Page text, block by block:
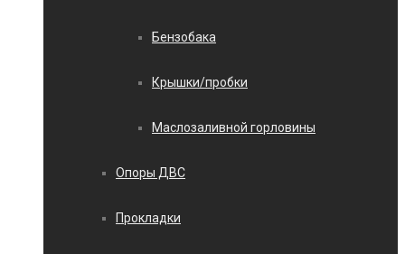
Бензобака
Крышки/пробки
Маслозаливной горловины
Опоры ДВС
Прокладки